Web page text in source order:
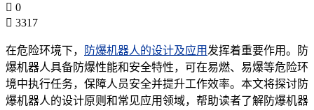
0
3317
在危险环境下， 防爆机器人的设计及应用 发挥着重要作用。防
爆机器人具备防爆性能和安全特性，可在易燃、易爆等危险环
境中执行任务，保障人员安全并提升工作效率。本文将探讨防
爆机器人的设计原则和常见应用领域，帮助读者了解防爆机器